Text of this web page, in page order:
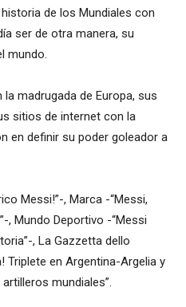
de los Mundiales con
ser de otra manera, su
mundo.
madrugada de Europa, sus
sitios de internet con la
en definir su poder goleador a
Messi!”-, Marca -“Messi,
Mundo Deportivo -“Messi
, La Gazzetta dello
Triplete en Argentina-Argelia y
mundiales”.